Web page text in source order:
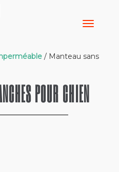
/ Manteau sans
POUR CHIEN